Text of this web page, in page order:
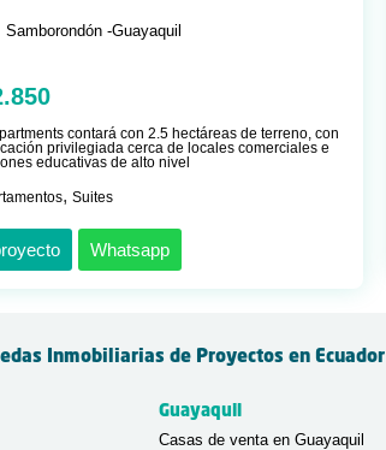
Samborondón -Guayaquil
contará con 2.5 hectáreas de terreno, con
privilegiada cerca de locales comerciales e
educativas de alto nivel
, Suites
Whatsapp
Inmobiliarias de Proyectos en Ecuador
Guayaquil
Casas de venta en Guayaquil